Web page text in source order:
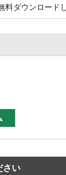
ダウンロード
さい